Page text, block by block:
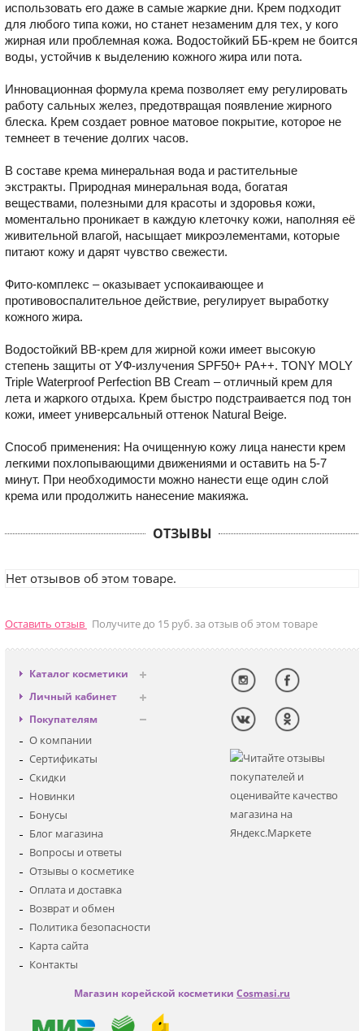
использовать его даже в самые жаркие дни. Крем подходит
для любого типа кожи, но станет незаменим для тех, у кого
жирная или проблемная кожа. Водостойкий ББ-крем не боится
воды, устойчив к выделению кожного жира или пота.
Инновационная формула крема позволяет ему регулировать
работу сальных желез, предотвращая появление жирного
блеска. Крем создает ровное матовое покрытие, которое не
темнеет в течение долгих часов.
В составе крема минеральная вода и растительные
экстракты. Природная минеральная вода, богатая
веществами, полезными для красоты и здоровья кожи,
моментально проникает в каждую клеточку кожи, наполняя её
живительной влагой, насыщает микроэлементами, которые
питают кожу и дарят чувство свежести.
Фито-комплекс – оказывает успокаивающее и
противовоспалительное действие, регулирует выработку
кожного жира.
Водостойкий BB-крем для жирной кожи имеет высокую
степень защиты от УФ-излучения SPF50+ PA++. TONY MOLY
Triple Waterproof Perfection BB Cream – отличный крем для
лета и жаркого отдыха. Крем быстро подстраивается под тон
кожи, имеет универсальный оттенок Natural Beige.
Способ применения: На очищенную кожу лица нанести крем
легкими похлопывающими движениями и оставить на 5-7
минут. При необходимости можно нанести еще один слой
крема или продолжить нанесение макияжа.
ОТЗЫВЫ
Нет отзывов об этом товаре.
Оставить отзыв Получите до 15 руб. за отзыв об этом товаре
Каталог косметики
Антивозрастная
Декоративная
Для глаз
Для тела
Наборы
Детская
Личный кабинет
Вход
Регистрация
Покупателям
О компании
Сертификаты
Скидки
Новинки
Бонусы
Блог магазина
Вопросы и ответы
Отзывы о косметике
Оплата и доставка
Возврат и обмен
Политика безопасности
Карта сайта
Контакты
Магазин корейской косметики Cosmasi.ru